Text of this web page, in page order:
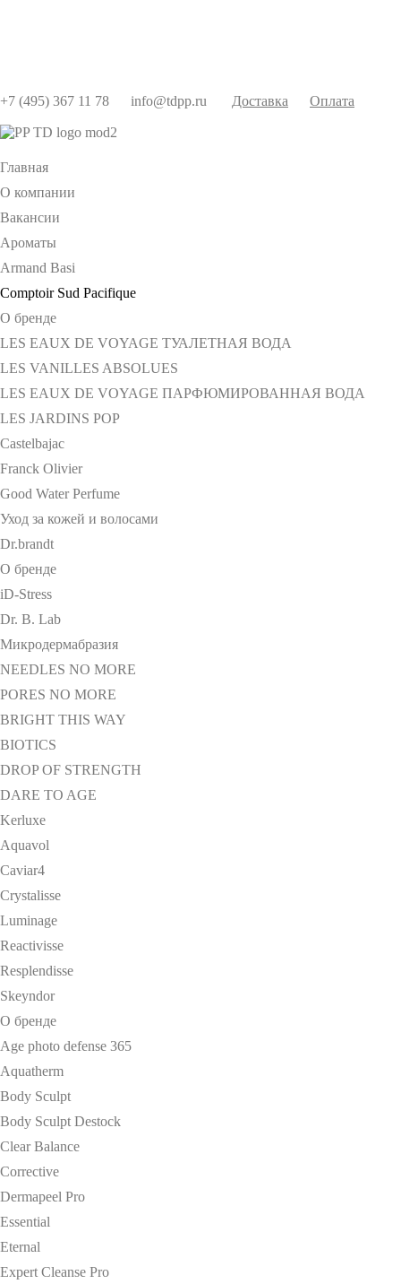
+7 (495) 367 11 78 info@tdpp.ru Доставка Оплата
Главная
О компании
Вакансии
Ароматы
Armand Basi
Comptoir Sud Pacifique
О бренде
LES EAUX DE VOYAGE ТУАЛЕТНАЯ ВОДА
LES VANILLES ABSOLUES
LES EAUX DE VOYAGE ПАРФЮМИРОВАННАЯ ВОДА
LES JARDINS POP
Castelbajac
Franck Olivier
Good Water Perfume
Уход за кожей и волосами
Dr.brandt
О бренде
iD-Stress
Dr. B. Lab
Микродермабразия
NEEDLES NO MORE
PORES NO MORE
BRIGHT THIS WAY
BIOTICS
DROP OF STRENGTH
DARE TO AGE
Kerluxe
Aquavol
Caviar4
Crystalisse
Luminage
Reactivisse
Resplendisse
Skeyndor
О бренде
Age photo defense 365
Aquatherm
Body Sculpt
Body Sculpt Destock
Clear Balance
Corrective
Dermapeel Pro
Essential
Eternal
Expert Cleanse Pro